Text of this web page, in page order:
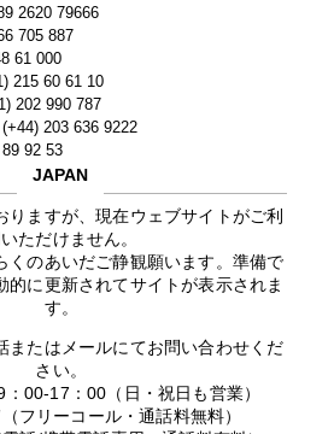
2620 79666
705 887
61 000
215 60 61 10
202 990 787
203 636 9222
92 53
JAPAN
りますが、現在ウェブサイトがご利
ただけません。
くのあいだご静観願います。準備で
的に更新されてサイトが表示されま
す。
またはメールにてお問い合わせくだ
さい。
00-17：00（日・祝日も営業）
フリーコール・通話料無料）